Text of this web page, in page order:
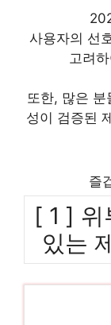
사용자의 선
고려
또한, 많은 분
성이 검증된
즐
[ 1 ]
있는